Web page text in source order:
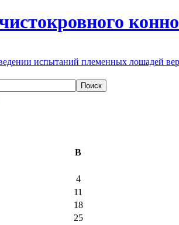
испытаний племенных лошадей
В
4
11
18
25